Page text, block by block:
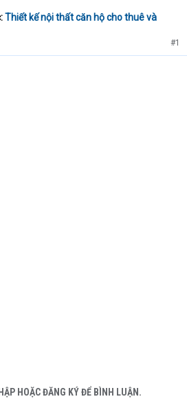
Thiết kế nội thất căn hộ cho thuê và
#1
HOẶC ĐĂNG KÝ ĐỂ BÌNH LUẬN.